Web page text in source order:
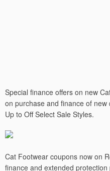
Special finance offers on new
on purchase and finance of
Up to Off Select Sale Styles.
Cat Footwear coupons now on
finance and extended